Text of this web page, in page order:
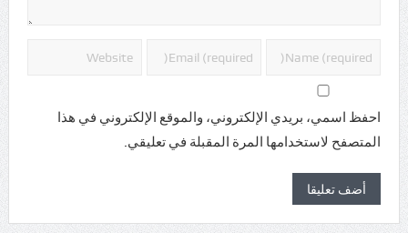
احفظ اسمي، بريدي الإلكتروني، والموقع الإلكتروني في هذا
المتصفح لاستخدامها المرة المقبلة في تعليقي.